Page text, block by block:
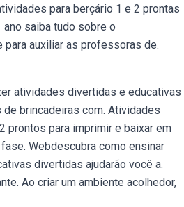
para berçário 1 e 2 prontas
saiba tudo sobre o
auxiliar as professoras de.
atividades divertidas e educativas
brincadeiras com. Atividades
prontos para imprimir e baixar em
Webdescubra como ensinar
divertidas ajudarão você a.
Ao criar um ambiente acolhedor,